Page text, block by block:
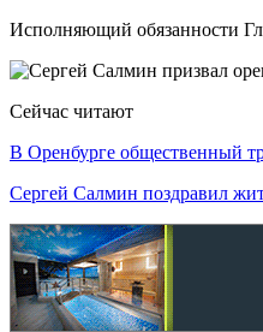
Исполняющий обязанности
Сейчас читают
В Оренбурге общественный
Сергей Салмин поздравил